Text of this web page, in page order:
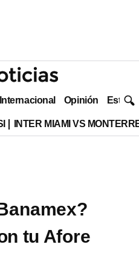
Internacional Opinión Estilo
INTER MIAMI VS
tu Afore